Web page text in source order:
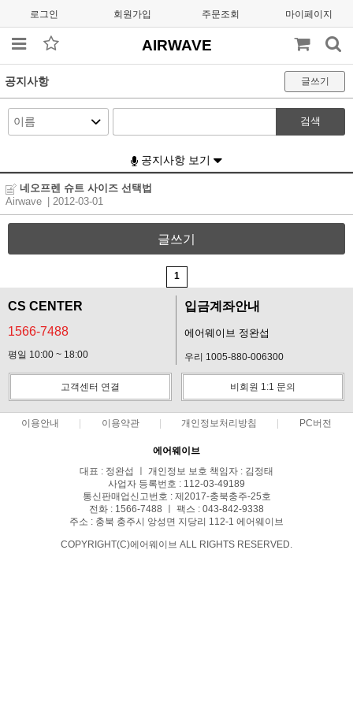
로그인 회원가입 주문조회 마이페이지
AIRWAVE
공지사항 글쓰기
검색
공지사항 보기
네오프렌 슈트 사이즈 선택법
Airwave
| 2012-03-01
글쓰기
1
CS CENTER
1566-7488
평일 10:00 ~ 18:00
입금계좌안내
에어웨이브 정완섭
우리 1005-880-006300
고객센터 연결 비회원 1:1 문의
이용안내 이용약관 개인정보처리방침 PC버전
에어웨이브
대표 : 정완섭 ㅣ 개인정보 보호 책임자 : 김정태
사업자 등록번호 : 112-03-49189
통신판매업신고번호 : 제2017-충북충주-25호
전화 : 1566-7488 ㅣ 팩스 : 043-842-9338
주소 : 충북 충주시 앙성면 지당리 112-1 에어웨이브
COPYRIGHT(C)에어웨이브 ALL RIGHTS RESERVED.